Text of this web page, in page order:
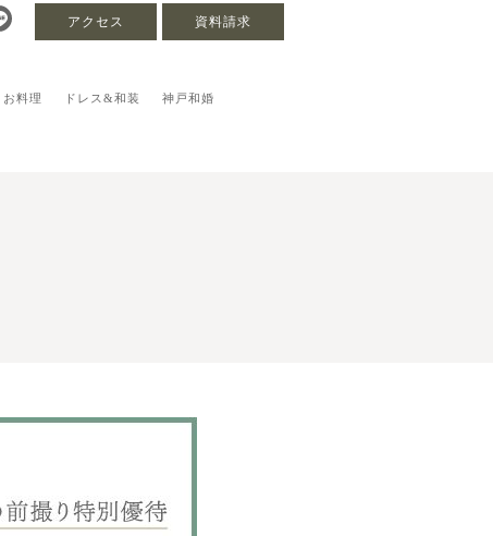
資料請求
アクセス
お料理 ドレス&和装 神戸和婚